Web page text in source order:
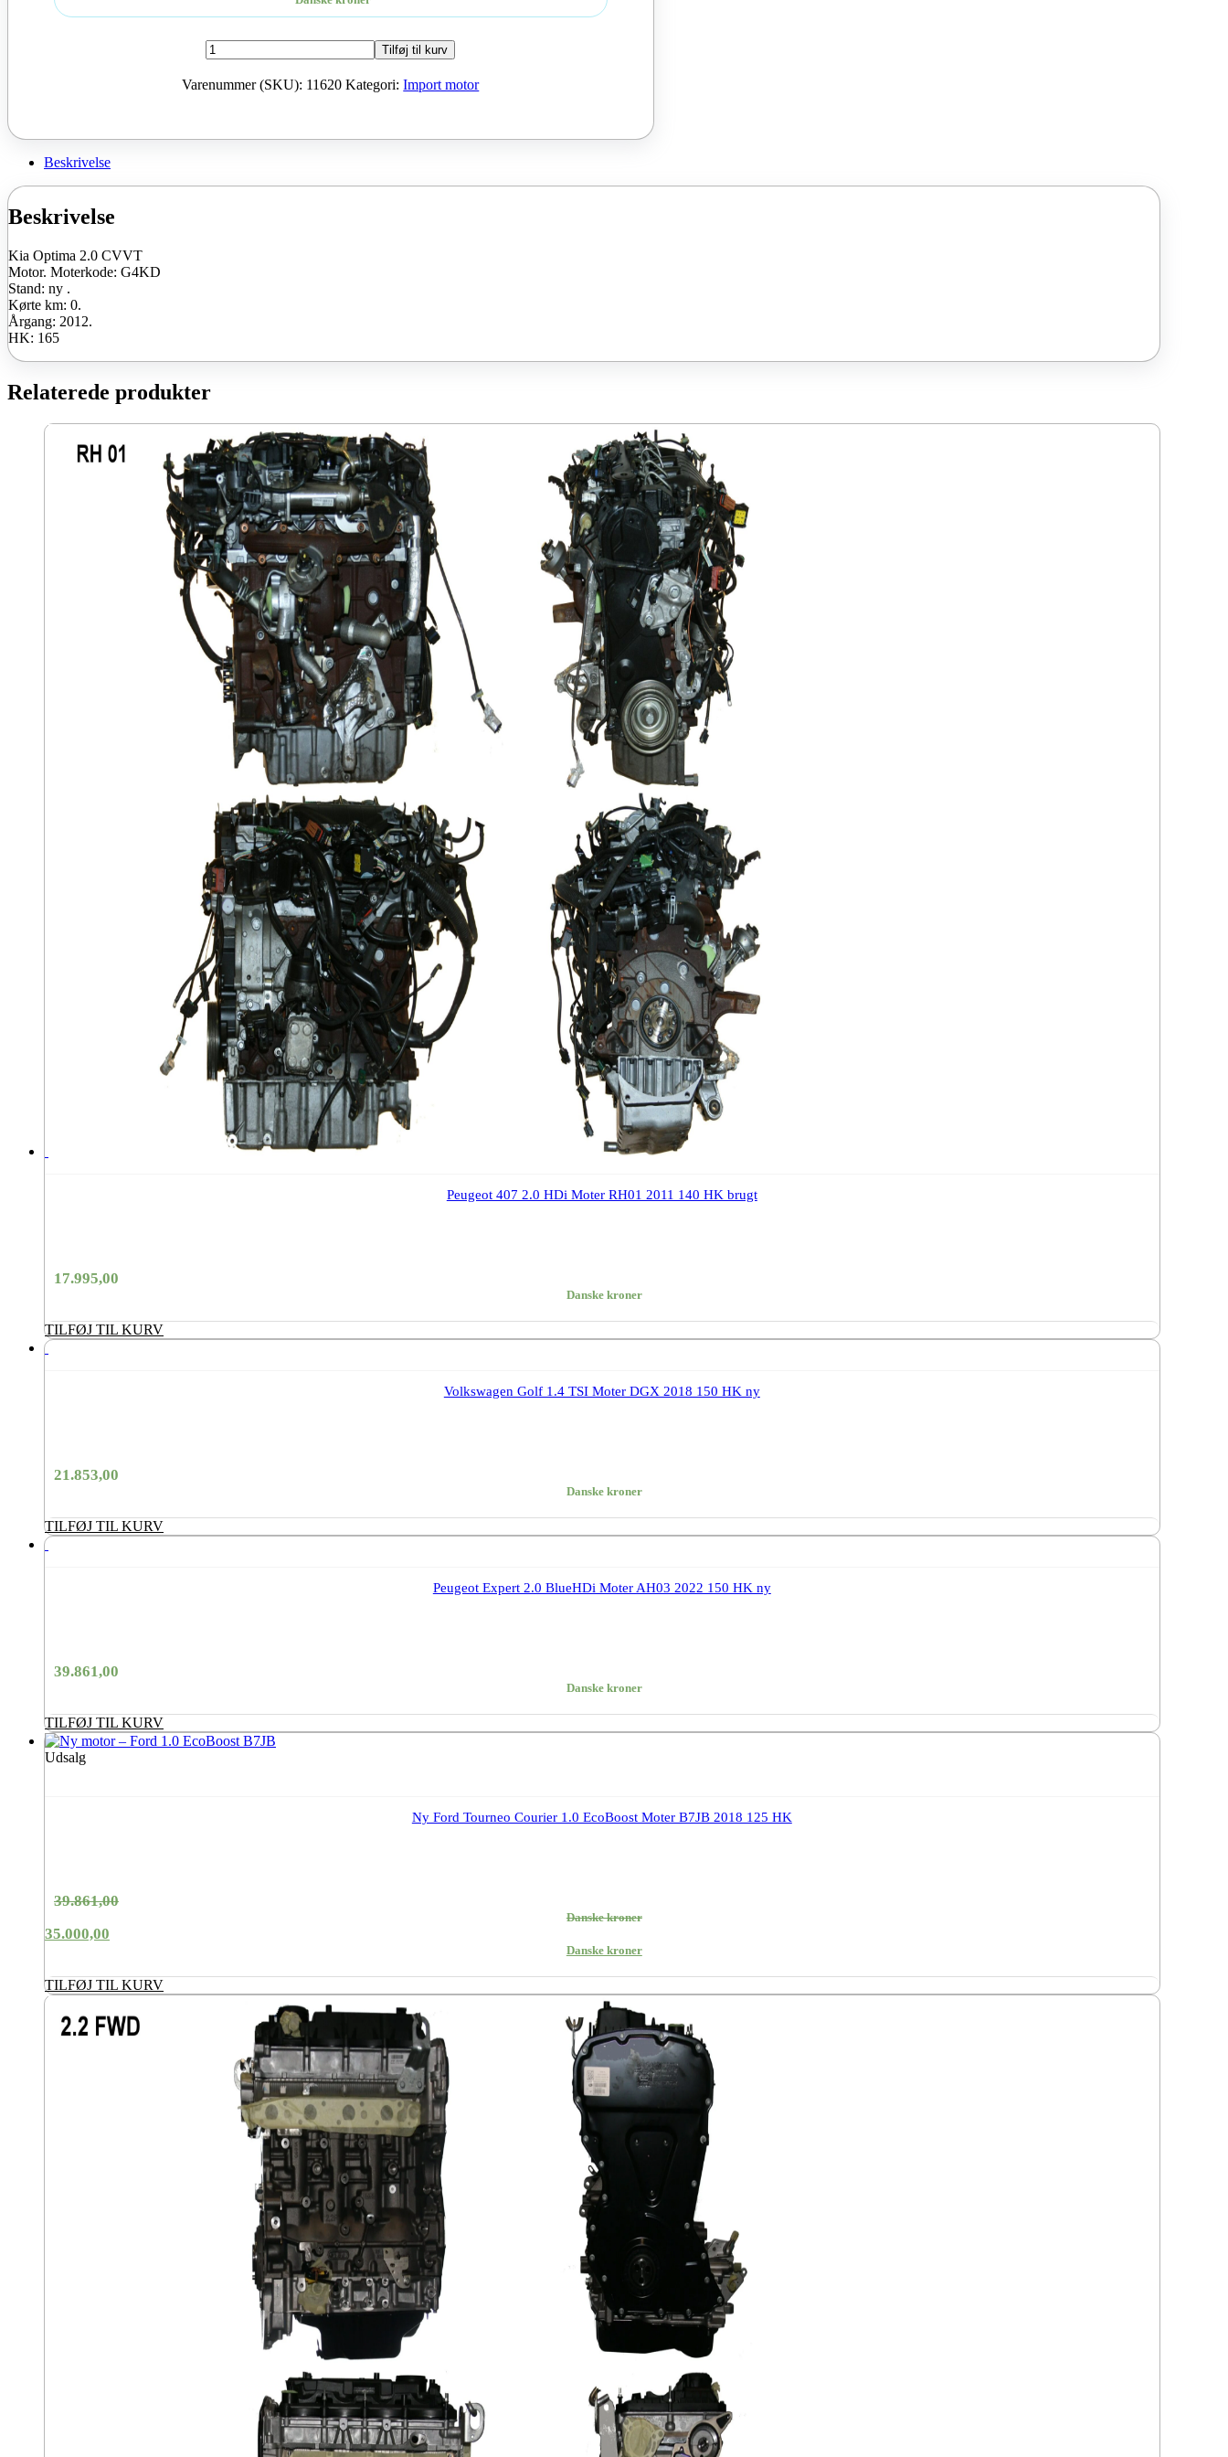
Kia
Optima
2.0
Tilføj til kurv
Varenummer (SKU): 11620 Kategori:Import motor
Beskrivelse
Beskrivelse
Kia Optima 2.0 CVVT
Motor. Moterkode: G4KD
Stand: ny .
Kørte km: 0.
Årgang: 2012.
HK: 165
Relaterede produkter
Peugeot 407 2.0 HDi Moter RH01 2011 140 HK brugt
17.995,00
Danske kroner
TILFØJ TIL KURV
Volkswagen Golf 1.4 TSI Moter DGX 2018 150 HK ny
21.853,00
Danske kroner
TILFØJ TIL KURV
Peugeot Expert 2.0 BlueHDi Moter AH03 2022 150 HK ny
39.861,00
Danske kroner
TILFØJ TIL KURV
Udsalg
Ny Ford Tourneo Courier 1.0 EcoBoost Moter B7JB 2018 125 HK
39.861,00
Danske kroner
Den
var:
39.861,00Danske
kroner.
35.000,00
Danske kroner
aktuelle
pris
35.000,00Danske
TILFØJ TIL KURV